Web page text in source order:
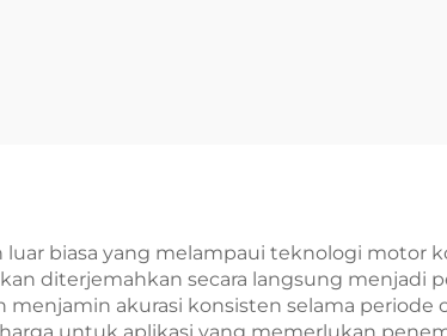
biasa yang melampaui teknologi motor
diterjemahkan secara langsung menjadi
akurasi konsisten selama periode